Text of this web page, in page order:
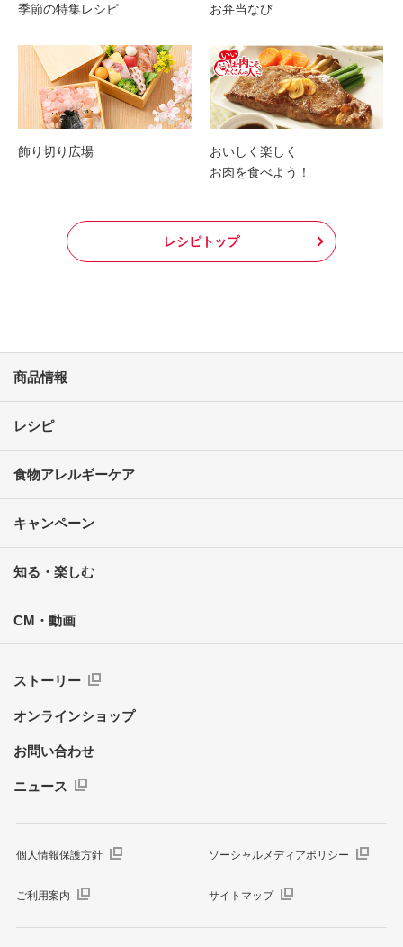
季節の特集レシピ お弁当なび
飾り切り広場
おいしく楽しく
お肉を食べよう！
レシピトップ
商品情報
レシピ
食物アレルギーケア
キャンペーン
知る・楽しむ
CM・動画
ストーリー
オンラインショップ
お問い合わせ
ニュース
個人情報保護方針 ソーシャルメディアポリシー
ご利用案内 サイトマップ